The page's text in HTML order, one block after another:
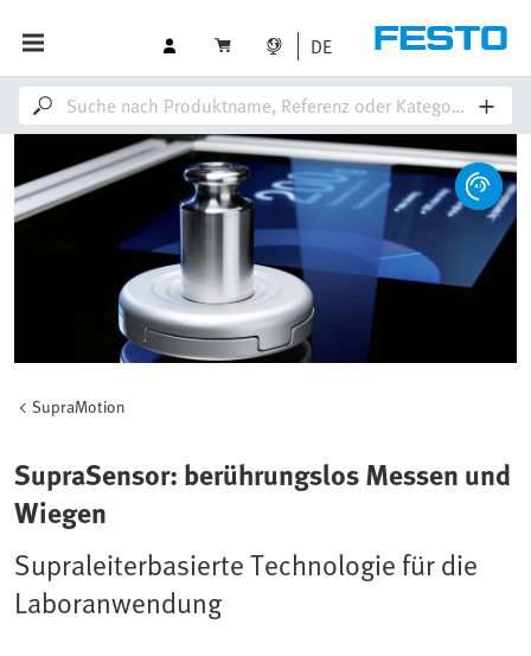
DE
SupraMotion
SupraSensor: berührungslos Messen und
Wiegen
Supraleiterbasierte Technologie für die
Laboranwendung